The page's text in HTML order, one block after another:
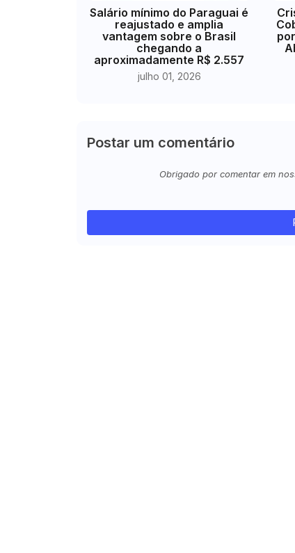
​Salário mínimo do Paraguai é
reajustado e amplia
vantagem sobre o Brasil
chegando a
aproximadamente R$ 2.557
julho 01, 2026
Postar um comentário
Obrigado por comentar em